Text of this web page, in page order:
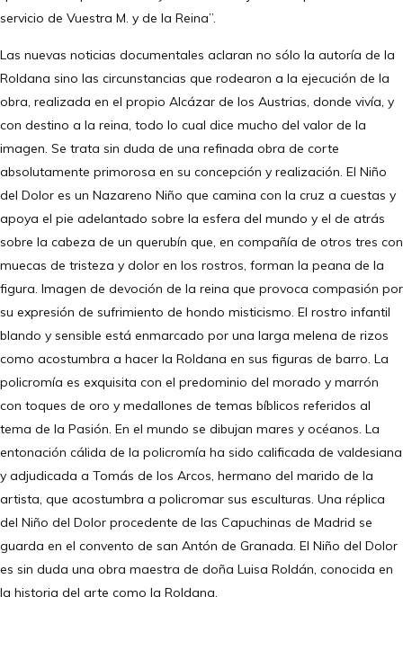
servicio de Vuestra M. y de la Reina”.
Las nuevas noticias documentales aclaran no sólo la autoría de la
Roldana sino las circunstancias que rodearon a la ejecución de la
obra, realizada en el propio Alcázar de los Austrias, donde vivía, y
con destino a la reina, todo lo cual dice mucho del valor de la
imagen. Se trata sin duda de una refinada obra de corte
absolutamente primorosa en su concepción y realización. El Niño
del Dolor es un Nazareno Niño que camina con la cruz a cuestas y
apoya el pie adelantado sobre la esfera del mundo y el de atrás
sobre la cabeza de un querubín que, en compañía de otros tres con
muecas de tristeza y dolor en los rostros, forman la peana de la
figura. Imagen de devoción de la reina que provoca compasión por
su expresión de sufrimiento de hondo misticismo. El rostro infantil
blando y sensible está enmarcado por una larga melena de rizos
como acostumbra a hacer la Roldana en sus figuras de barro. La
policromía es exquisita con el predominio del morado y marrón
con toques de oro y medallones de temas bíblicos referidos al
tema de la Pasión. En el mundo se dibujan mares y océanos. La
entonación cálida de la policromía ha sido calificada de valdesiana
y adjudicada a Tomás de los Arcos, hermano del marido de la
artista, que acostumbra a policromar sus esculturas. Una réplica
del Niño del Dolor procedente de las Capuchinas de Madrid se
guarda en el convento de san Antón de Granada. El Niño del Dolor
es sin duda una obra maestra de doña Luisa Roldán, conocida en
la historia del arte como la Roldana.